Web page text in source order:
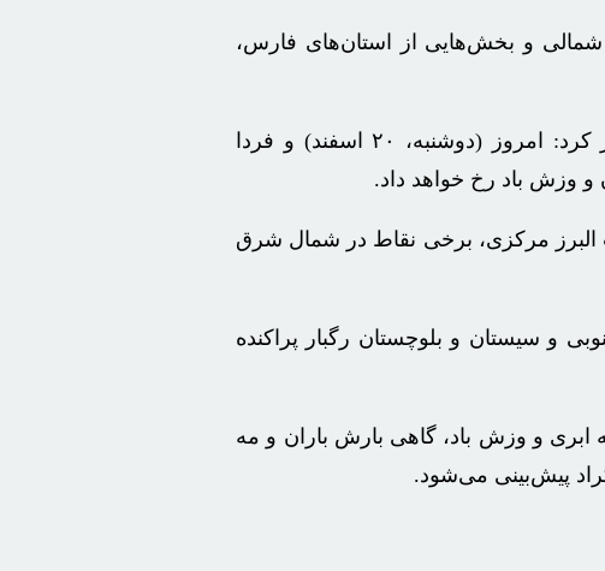
امروز (۲۰ اسفند) در برخی مناطق نیمه شمالی و بخش‌هایی از استان‌های فارس،
اظهار کرد: امروز (دوشنبه، ۲۰ اسفند) و فردا
ارتفاعات البرز مرکزی، برخی نقاط در شمال شرق
جنوبی و سیستان و بلوچستان رگبار پراکنده
بحران مخاطرات وضع هوا در پایان گفت: آسمان تهران امروز (۲۰ اسفند) نیمه ابری و وزش باد، گاهی بارش باران و مه